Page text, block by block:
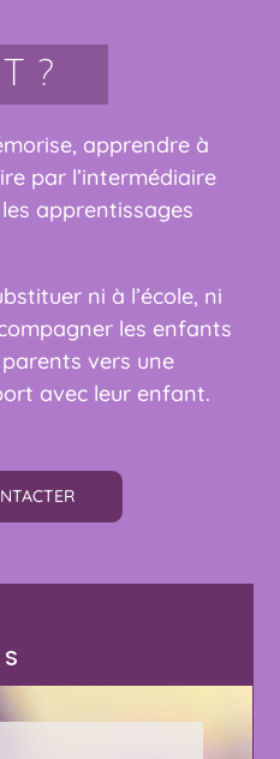
?
apprendre à
par l’intermédiaire
apprentissages
ni à l’école, ni
les enfants
vers une
avec leur enfant.